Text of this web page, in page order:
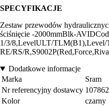
SPECYFIKACJE
Zestaw przewodów
ściśnięcie -2000mmBlk-
1/3/8,LevelULT/TLM(B1),Level/
RE/RS/
Dodatkowe informacje
Marka
Sram
Nr referencyjny dostawcy 107862
Kolor
czarny